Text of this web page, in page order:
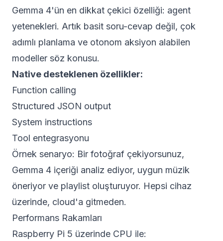
Gemma 4'ün en dikkat çekici özelliği: agent
yetenekleri. Artık basit soru-cevap değil, çok
adımlı planlama ve otonom aksiyon alabilen
modeller söz konusu.
Native desteklenen özellikler:
Function calling
Structured JSON output
System instructions
Tool entegrasyonu
Örnek senaryo: Bir fotoğraf çekiyorsunuz,
Gemma 4 içeriği analiz ediyor, uygun müzik
öneriyor ve playlist oluşturuyor. Hepsi cihaz
üzerinde, cloud'a gitmeden.
Performans Rakamları
Raspberry Pi 5 üzerinde CPU ile: